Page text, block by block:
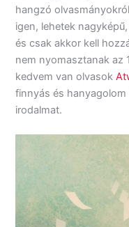
hangzó
igen, lehetek
és csak akkor kell
nem nyomasztanak az
kedvem van olvasok
finnyás és
irodalmat.